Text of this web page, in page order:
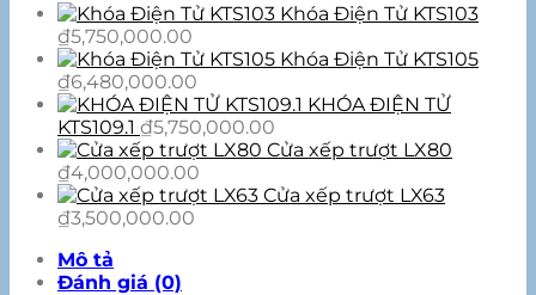
Khóa Điện Tử KTS103
₫5,750,000.00
Khóa Điện Tử KTS105
₫6,480,000.00
KHÓA ĐIỆN TỬ
KTS109.1 ₫5,750,000.00
Cửa xếp trượt LX80
₫4,000,000.00
Cửa xếp trượt LX63
₫3,500,000.00
Mô tả
Đánh giá (0)